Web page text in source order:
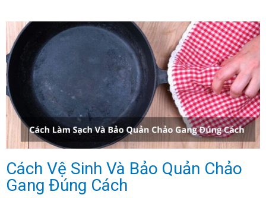
Cách Vệ Sinh Và Bảo Quản Chảo
Gang Đúng Cách